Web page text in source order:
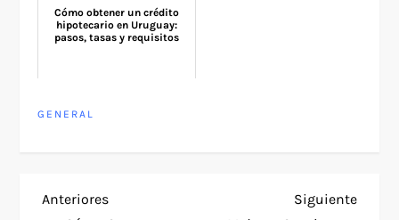
Cómo obtener un crédito
hipotecario en Uruguay:
pasos, tasas y requisitos
GENERAL
N
Entrada
Anteriores
Siguiente